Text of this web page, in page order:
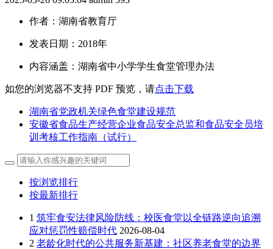
作者：湖南省教育厅
发表日期：2018年
内容涵盖：湖南省中小学学生食堂管理办法
如您的浏览器不支持 PDF 预览，请点击下载
湖南省党政机关绿色食堂建设规范
安徽省食品生产经营企业食品安全总监和食品安全员培
训考核工作指南（试行）
按浏览排行
按最新排行
1 筑牢食安法律风险防线：校医食堂以全链路逆向追溯
应对惩罚性赔偿时代 2026-08-04
2 老龄化时代的公共服务新基建：社区养老食堂的边界